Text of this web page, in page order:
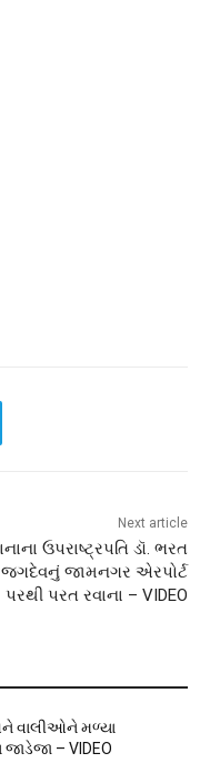
Next article
ઉપરાષ્ટ્રપતિ ડૉ. ભરત
જગદેવનું જામનગર એરપોર્ટ
પરથી પરત રવાના – VIDEO
વાલીઓને મળ્યા
જાડેજા – VIDEO